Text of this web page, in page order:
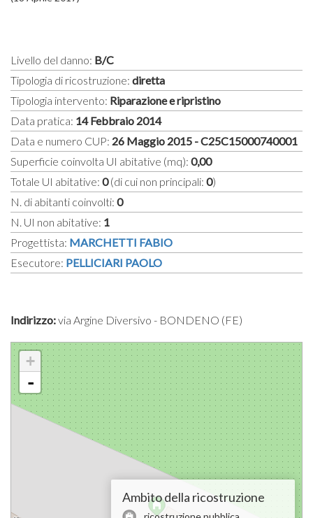
Livello del danno: B/C
Tipologia di ricostruzione: diretta
Tipologia intervento: Riparazione e ripristino
Data pratica: 14 Febbraio 2014
Data e numero CUP: 26 Maggio 2015 - C25C15000740001
Superficie coinvolta UI abitative (mq): 0,00
Totale UI abitative: 0(di cui non principali: 0)
N. di abitanti coinvolti: 0
N. UI non abitative: 1
Progettista: MARCHETTI FABIO
Esecutore: PELLICIARI PAOLO
Indirizzo:via Argine Diversivo - BONDENO (FE)
+
-
Ambito della ricostruzione